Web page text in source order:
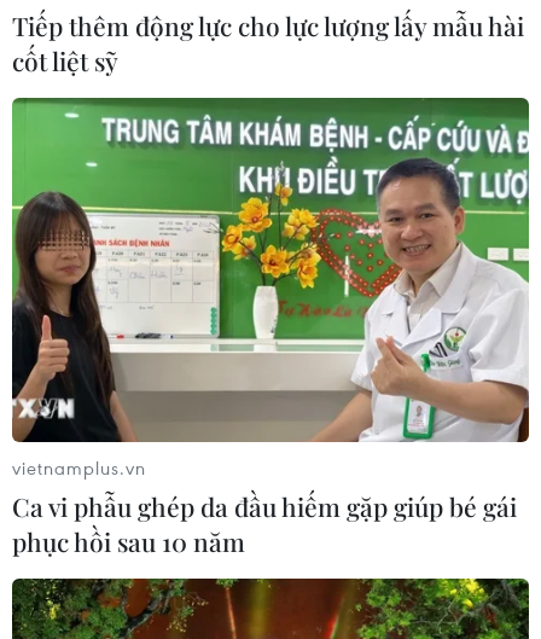
Tiếp thêm động lực cho lực lượng lấy mẫu hài
cốt liệt sỹ
vietnamplus.vn
Ca vi phẫu ghép da đầu hiếm gặp giúp bé gái
phục hồi sau 10 năm